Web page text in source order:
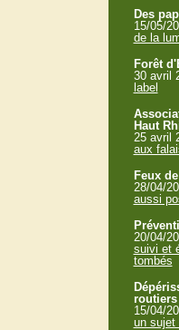
Des
15/05/
de la
Forêt
30 avril
label
Haut
25 avril
aux
Feux
28/04/
aussi
20/04/
suivi et
tombés
routiers
15/04/
un sujet